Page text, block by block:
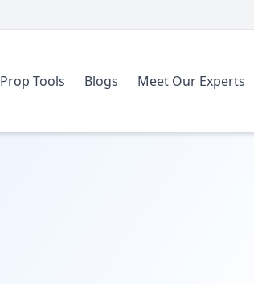
Prop Tools Blogs Meet Our Experts